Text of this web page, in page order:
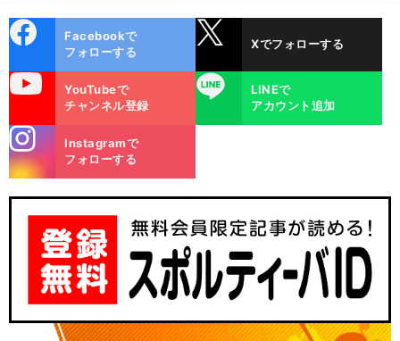
ok
Facebookで
フォローする
Xでフォローする
YouTubeで
チャンネル登録
LINE
LINEで
アカウント追加
m
Instagramで
フォローする